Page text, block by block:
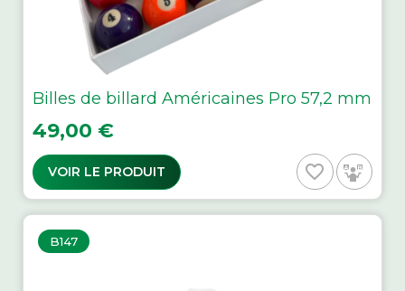
Billes de billard Américaines Pro 57,2 mm
Prix
49,00 €
VOIR LE PRODUIT favorite_border
B147